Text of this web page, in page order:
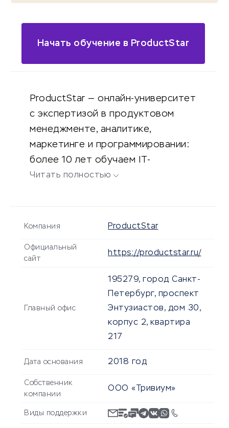
Начать обучение в ProductStar
ProductStar — онлайн-университет
с экспертизой в продуктовом
менеджменте, аналитике,
маркетинге и программировании:
более 10 лет обучаем IT-
профессиям. Среди наших
Сбера. Обучение построено на
международных компаний. Также
центр, который помогает в
трудоустройстве студентов как в
российские, так и в зарубежные
Читать полностью
Компания ProductStar
Официальный
сайт
https://productstar.ru/
Главный офис
195279, город Санкт-
Петербург, проспект
Энтузиастов, дом 30,
корпус 2, квартира
217
Дата основания 2018 год
Собственник
компании
ООО «Тривиум»
Виды поддержки